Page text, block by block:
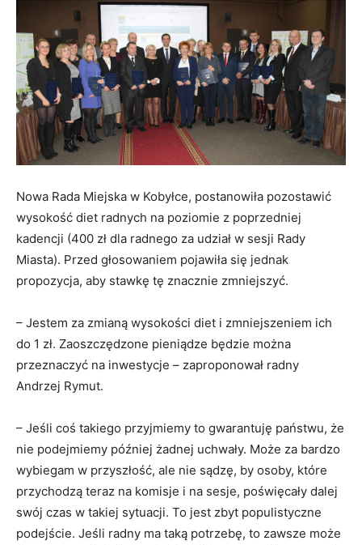
Nowa Rada Miejska w Kobyłce, postanowiła pozostawić
wysokość diet radnych na poziomie z poprzedniej
kadencji (400 zł dla radnego za udział w sesji Rady
Miasta). Przed głosowaniem pojawiła się jednak
propozycja, aby stawkę tę znacznie zmniejszyć.
– Jestem za zmianą wysokości diet i zmniejszeniem ich
do 1 zł. Zaoszczędzone pieniądze będzie można
przeznaczyć na inwestycje – zaproponował radny
Andrzej Rymut.
– Jeśli coś takiego przyjmiemy to gwarantuję państwu, że
nie podejmiemy później żadnej uchwały. Może za bardzo
wybiegam w przyszłość, ale nie sądzę, by osoby, które
przychodzą teraz na komisje i na sesje, poświęcały dalej
swój czas w takiej sytuacji. To jest zbyt populistyczne
podejście. Jeśli radny ma taką potrzebę, to zawsze może